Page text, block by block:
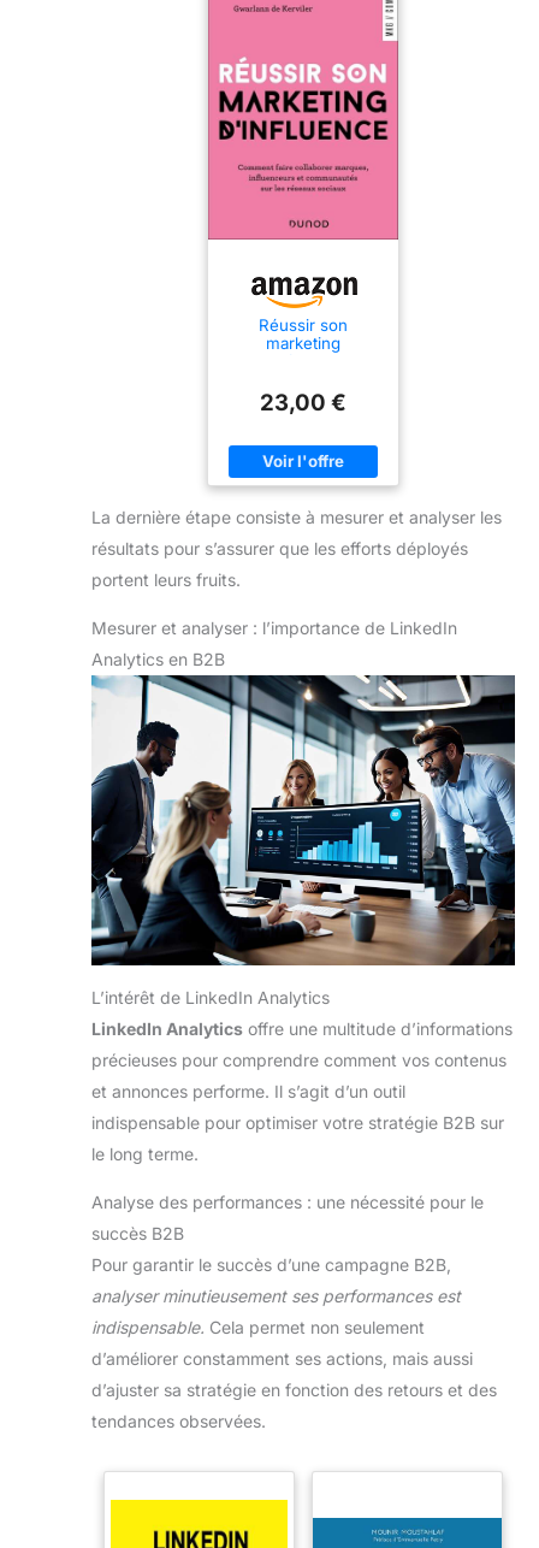
Réussir son
marketing
collaborer marques,
influenceurs et
les réseaux sociaux
23,00 €
La dernière étape consiste à mesurer et analyser les
résultats pour s’assurer que les efforts déployés
portent leurs fruits.
Mesurer et analyser : l’importance de LinkedIn
Analytics en B2B
L’intérêt de LinkedIn Analytics
LinkedIn Analytics offre une multitude d’informations
précieuses pour comprendre comment vos contenus
et annonces performe. Il s’agit d’un outil
indispensable pour optimiser votre stratégie B2B sur
le long terme.
Analyse des performances : une nécessité pour le
succès B2B
Pour garantir le succès d’une campagne B2B,
analyser minutieusement ses performances est
indispensable. Cela permet non seulement
d’améliorer constamment ses actions, mais aussi
d’ajuster sa stratégie en fonction des retours et des
tendances observées.